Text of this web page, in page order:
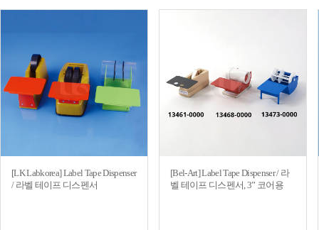
[LK Labkorea] Label Tape Dispenser
/ 라벨 테이프 디스펜서
[Bel-Art] Label Tape Dispenser / 라
벨 테이프 디스펜서, 3” 코어용